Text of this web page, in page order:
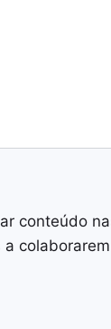
conteúdo